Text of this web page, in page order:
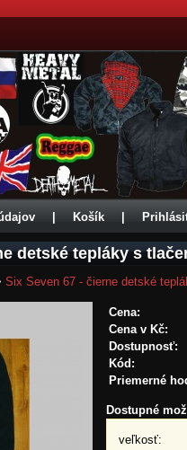
Košík
detské tepláky s
Six Seven 67 - čierne detské
Cena:
Cena v Kč:
Dostupnosť:
Kód:
Priemerné
Dostupné
veľkosť: